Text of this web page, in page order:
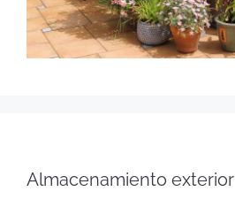
Almacenamiento exterior